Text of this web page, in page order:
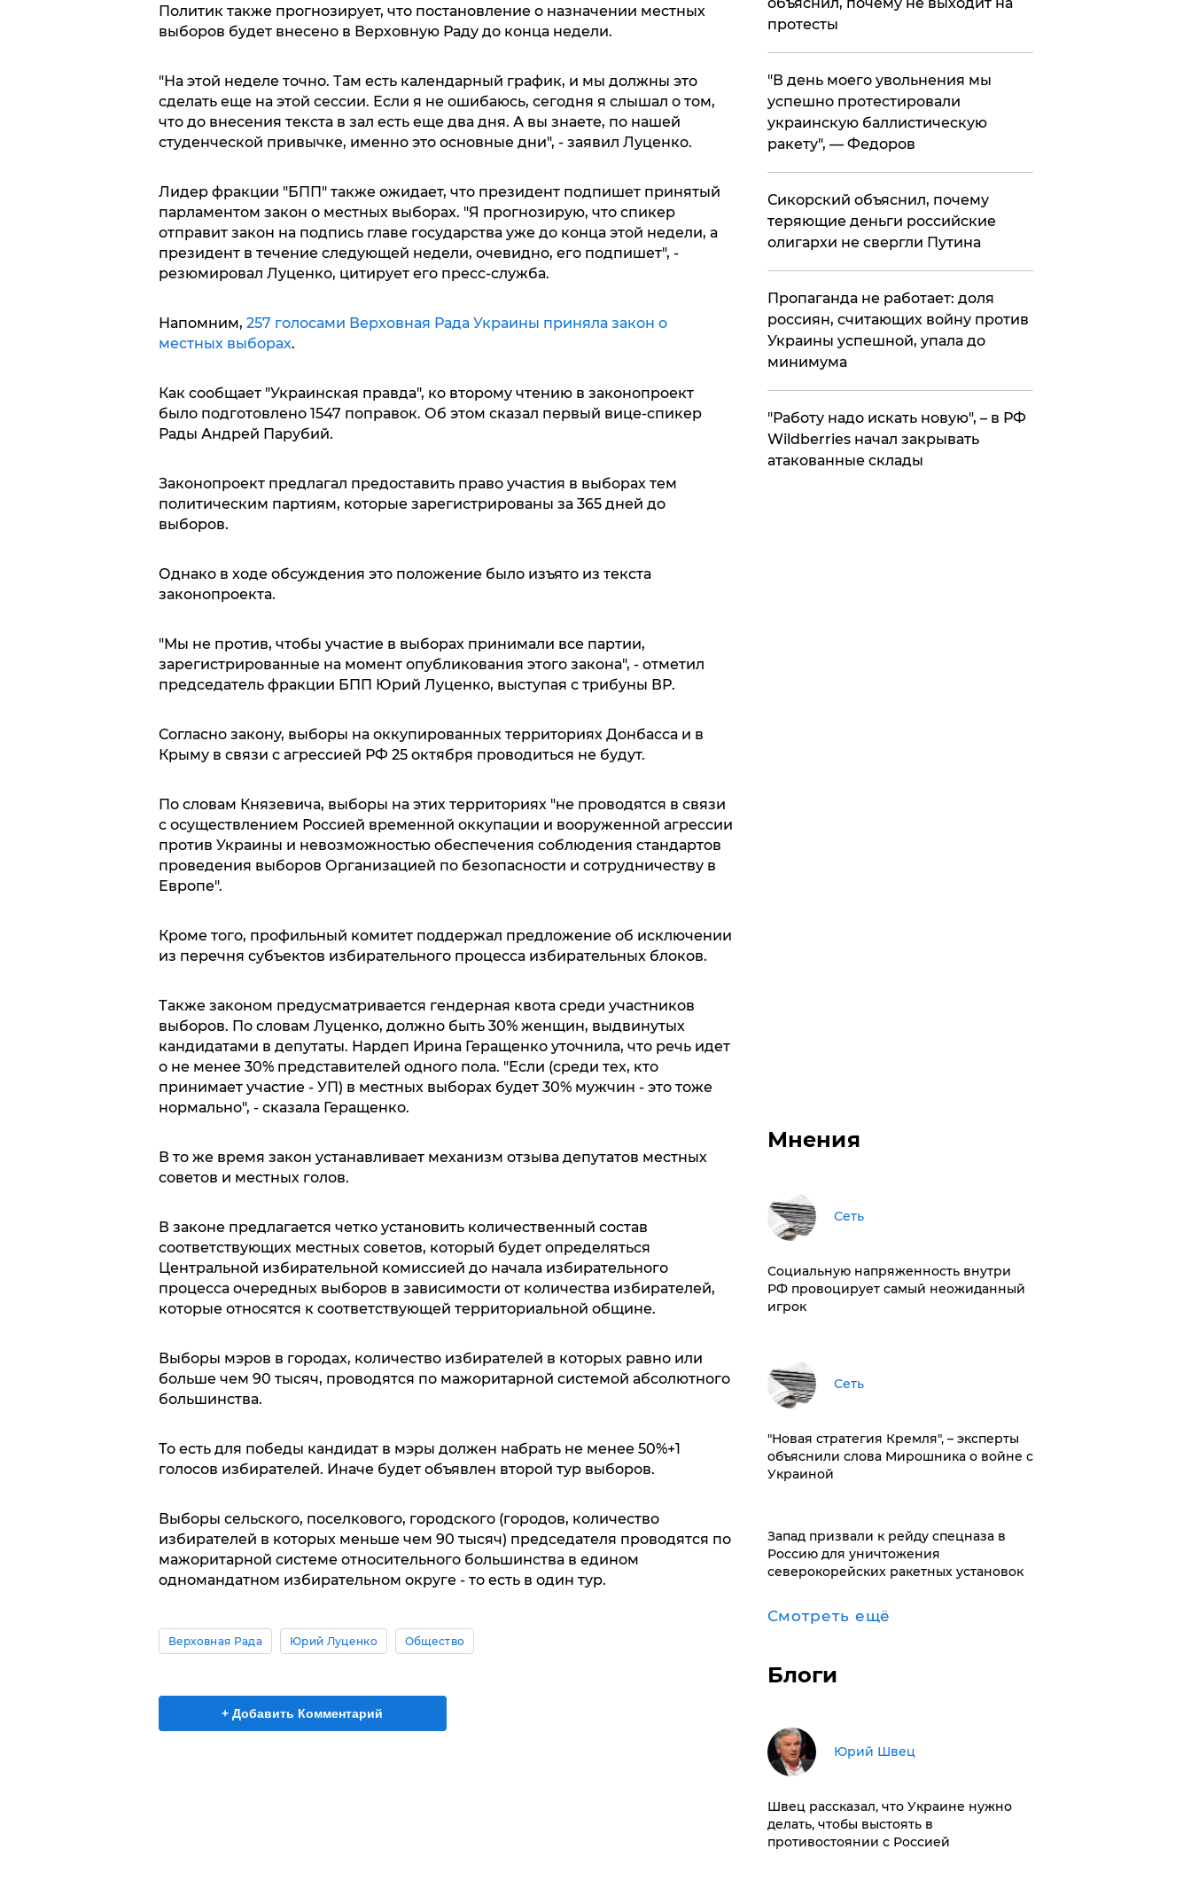
Политик также прогнозирует, что постановление о назначении местных
выборов будет внесено в Верховную Раду до конца недели.
"На этой неделе точно. Там есть календарный график, и мы должны это
сделать еще на этой сессии. Если я не ошибаюсь, сегодня я слышал о том,
что до внесения текста в зал есть еще два дня. А вы знаете, по нашей
студенческой привычке, именно это основные дни", - заявил Луценко.
Лидер фракции "БПП" также ожидает, что президент подпишет принятый
парламентом закон о местных выборах. "Я прогнозирую, что спикер
отправит закон на подпись главе государства уже до конца этой недели, а
президент в течение следующей недели, очевидно, его подпишет", -
резюмировал Луценко, цитирует его пресс-служба.
Напомним, 257 голосами Верховная Рада Украины приняла закон о
местных выборах.
Как сообщает "Украинская правда", ко второму чтению в законопроект
было подготовлено 1547 поправок. Об этом сказал первый вице-спикер
Рады Андрей Парубий.
Законопроект предлагал предоставить право участия в выборах тем
политическим партиям, которые зарегистрированы за 365 дней до
выборов.
Однако в ходе обсуждения это положение было изъято из текста
законопроекта.
"Мы не против, чтобы участие в выборах принимали все партии,
зарегистрированные на момент опубликования этого закона", - отметил
председатель фракции БПП Юрий Луценко, выступая с трибуны ВР.
Согласно закону, выборы на оккупированных территориях Донбасса и в
Крыму в связи с агрессией РФ 25 октября проводиться не будут.
По словам Князевича, выборы на этих территориях "не проводятся в связи
с осуществлением Россией временной оккупации и вооруженной агрессии
против Украины и невозможностью обеспечения соблюдения стандартов
проведения выборов Организацией по безопасности и сотрудничеству в
Европе".
Кроме того, профильный комитет поддержал предложение об исключении
из перечня субъектов избирательного процесса избирательных блоков.
Также законом предусматривается гендерная квота среди участников
выборов. По словам Луценко, должно быть 30% женщин, выдвинутых
кандидатами в депутаты. Нардеп Ирина Геращенко уточнила, что речь идет
о не менее 30% представителей одного пола. "Если (среди тех, кто
принимает участие - УП) в местных выборах будет 30% мужчин - это тоже
нормально", - сказала Геращенко.
В то же время закон устанавливает механизм отзыва депутатов местных
советов и местных голов.
В законе предлагается четко установить количественный состав
соответствующих местных советов, который будет определяться
Центральной избирательной комиссией до начала избирательного
процесса очередных выборов в зависимости от количества избирателей,
которые относятся к соответствующей территориальной общине.
Выборы мэров в городах, количество избирателей в которых равно или
больше чем 90 тысяч, проводятся по мажоритарной системой абсолютного
большинства.
То есть для победы кандидат в мэры должен набрать не менее 50%+1
голосов избирателей. Иначе будет объявлен второй тур выборов.
Выборы сельского, поселкового, городского (городов, количество
избирателей в которых меньше чем 90 тысяч) председателя проводятся по
мажоритарной системе относительного большинства в едином
одномандатном избирательном округе - то есть в один тур.
Верховная Рада Юрий Луценко Общество
+ Добавить Комментарий
протесты
​"В день моего увольнения мы
успешно протестировали
украинскую баллистическую
ракету", — Федоров
Сикорский объяснил, почему
теряющие деньги российские
олигархи не свергли Путина
​Пропаганда не работает: доля
россиян, считающих войну против
Украины успешной, упала до
минимума
"Работу надо искать новую", – в РФ
Wildberries начал закрывать
атакованные склады
Мнения
Сеть
Социальную напряженность внутри
РФ провоцирует самый неожиданный
игрок
Сеть
"Новая стратегия Кремля", – эксперты
объяснили слова Мирошника о войне с
Украиной
Запад призвали к рейду спецназа в
Россию для уничтожения
северокорейских ракетных установок
Смотреть ещё
Блоги
Юрий Швец
Швец рассказал, что Украине нужно
делать, чтобы выстоять в
противостоянии с Россией